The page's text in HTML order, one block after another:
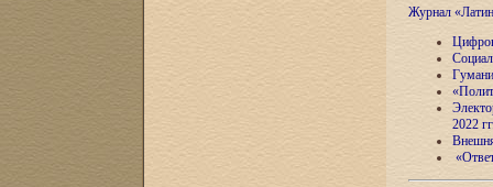
Журнал
2022